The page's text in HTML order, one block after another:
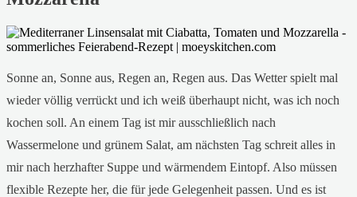
Sonne an, Sonne aus, Regen an, Regen aus. Das Wetter spielt mal
wieder völlig verrückt und ich weiß überhaupt nicht, was ich noch
kochen soll. An einem Tag ist mir ausschließlich nach
Wassermelone und grünem Salat, am nächsten Tag schreit alles in
mir nach herzhafter Suppe und wärmendem Eintopf. Also müssen
flexible Rezepte her, die für jede Gelegenheit passen. Und es ist